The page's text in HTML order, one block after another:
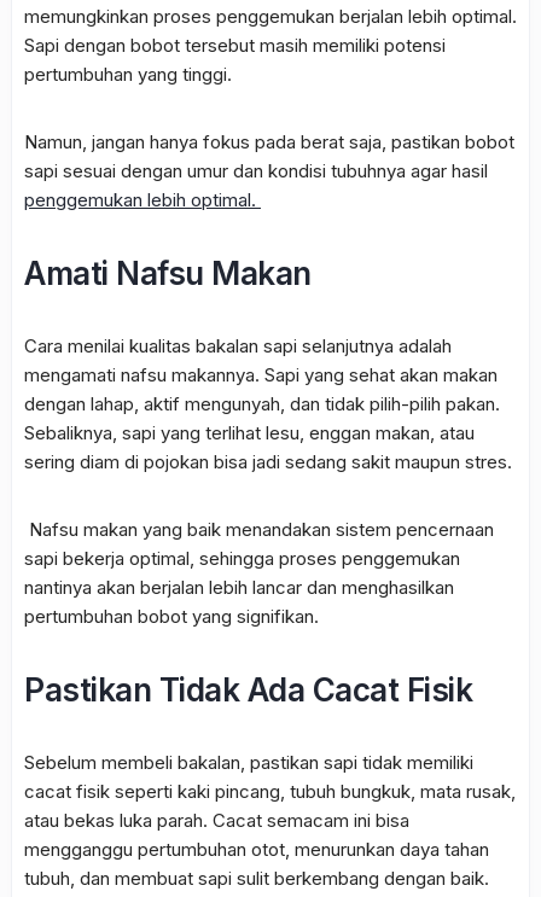
memungkinkan proses penggemukan berjalan lebih optimal.
Sapi dengan bobot tersebut masih memiliki potensi
pertumbuhan yang tinggi.
Namun, jangan hanya fokus pada berat saja, pastikan bobot
sapi sesuai dengan umur dan kondisi tubuhnya agar hasil
penggemukan lebih optimal.
Amati Nafsu Makan
Cara menilai kualitas bakalan sapi selanjutnya adalah
mengamati nafsu makannya. Sapi yang sehat akan makan
dengan lahap, aktif mengunyah, dan tidak pilih-pilih pakan.
Sebaliknya, sapi yang terlihat lesu, enggan makan, atau
sering diam di pojokan bisa jadi sedang sakit maupun stres.
Nafsu makan yang baik menandakan sistem pencernaan
sapi bekerja optimal, sehingga proses penggemukan
nantinya akan berjalan lebih lancar dan menghasilkan
pertumbuhan bobot yang signifikan.
Pastikan Tidak Ada Cacat Fisik
Sebelum membeli bakalan, pastikan sapi tidak memiliki
cacat fisik seperti kaki pincang, tubuh bungkuk, mata rusak,
atau bekas luka parah. Cacat semacam ini bisa
mengganggu pertumbuhan otot, menurunkan daya tahan
tubuh, dan membuat sapi sulit berkembang dengan baik.